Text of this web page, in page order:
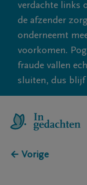
verdachte links
de afzender
onderneemt
voorkomen.
fraude vallen
sluiten, dus blijf
← Vorige